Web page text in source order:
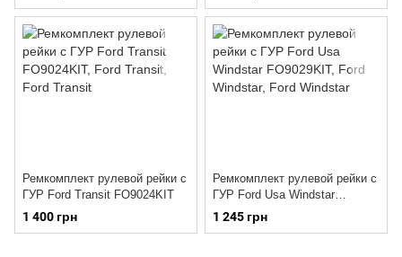
Ремкомплект рулевой рейки с
ГУР Ford Transit FO9024KIT
1 400 грн
Ремкомплект рулевой рейки с
ГУР Ford Usa Windstar
FO9029KIT
1 245 грн